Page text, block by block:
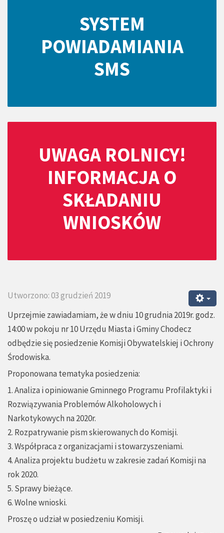
SYSTEM
POWIADAMIANIA
SMS
UWAGA ROLNICY!
INFORMACJA O
SKŁADANIU
WNIOSKÓW
Utworzono: 03 grudzień 2019
Uprzejmie zawiadamiam, że w dniu 10 grudnia 2019r. godz.
14:00 w pokoju nr 10 Urzędu Miasta i Gminy Chodecz
odbędzie się posiedzenie Komisji Obywatelskiej i Ochrony
Środowiska.
Proponowana tematyka posiedzenia:
1. Analiza i opiniowanie Gminnego Programu Profilaktyki i
Rozwiązywania Problemów Alkoholowych i
Narkotykowych na 2020r.
2. Rozpatrywanie pism skierowanych do Komisji.
3. Współpraca z organizacjami i stowarzyszeniami.
4. Analiza projektu budżetu w zakresie zadań Komisji na
rok 2020.
5. Sprawy bieżące.
6. Wolne wnioski.
Proszę o udział w posiedzeniu Komisji.